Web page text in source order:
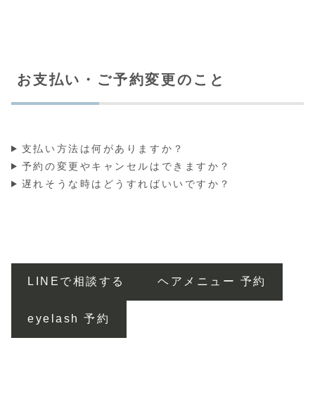
お支払い・ご予約変更のこと
支払い方法は何がありますか？
予約の変更やキャンセルはできますか？
遅れそうな時はどうすればいいですか？
LINEで相談する ヘアメニュー 予約
eyelash 予約